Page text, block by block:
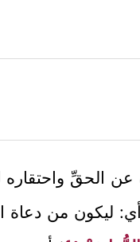
عن الحقِّ
ليكون من دعاة